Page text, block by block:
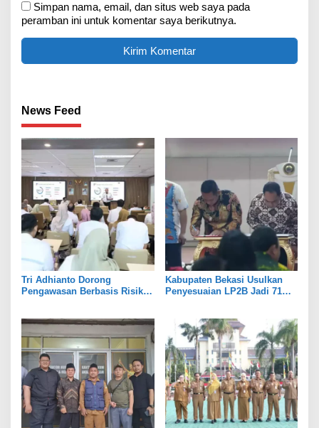
Simpan nama, email, dan situs web saya pada
peramban ini untuk komentar saya berikutnya.
News Feed
Tri Adhianto Dorong
Pengawasan Berbasis Risiko,
Kabupaten Bekasi Usulkan
Penyesuaian LP2B Jadi 71